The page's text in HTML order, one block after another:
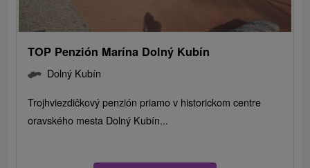
TOP Penzión Marína Dolný Kubín
Dolný Kubín
Trojhviezdičkový penzión priamo v historickom centre
oravského mesta Dolný Kubín...